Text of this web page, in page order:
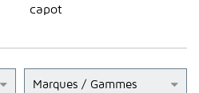
capot
Marques / Gammes